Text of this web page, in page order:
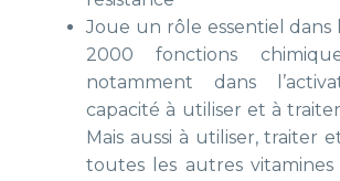
Joue un rôle essentiel dans
2000 fonctions
notamment dans
capacité à utiliser et à
Mais aussi à utiliser, traiter
toutes les autres